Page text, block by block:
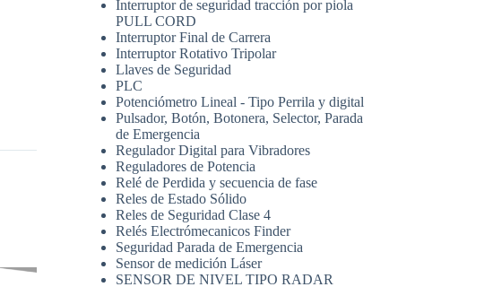
Interruptor de seguridad tracción por piola
PULL CORD
Interruptor Final de Carrera
Interruptor Rotativo Tripolar
Llaves de Seguridad
PLC
Potenciómetro Lineal - Tipo Perrila y digital
Pulsador, Botón, Botonera, Selector, Parada
de Emergencia
Regulador Digital para Vibradores
Reguladores de Potencia
Relé de Perdida y secuencia de fase
Reles de Estado Sólido
Reles de Seguridad Clase 4
Relés Electrómecanicos Finder
Seguridad Parada de Emergencia
Sensor de medición Láser
SENSOR DE NIVEL TIPO RADAR